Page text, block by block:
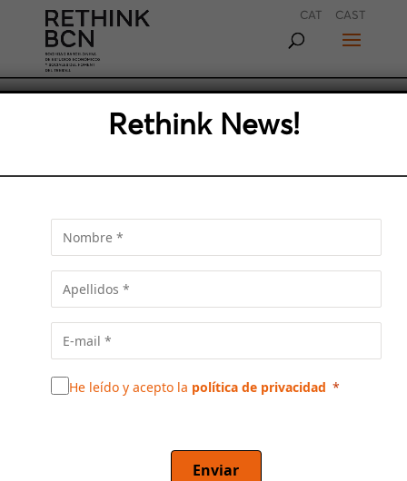
CAT CAST
«BARCELONA ESTÀ
PER FER-LA SOSTENIBLE»
l’Ajuntament, exposa quines són les línies de
la política cultural de la ciutat que avancen
Rethink News!
He leído y acepto la política de privacidad
Enviar